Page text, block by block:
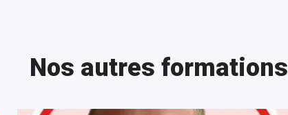
Nos autres formations